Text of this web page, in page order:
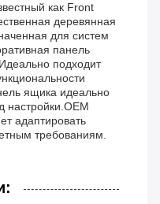
как Front
деревянная
для систем
панель
подходит
ящика идеально
настройки.OEM
адаптировать
требованиям.